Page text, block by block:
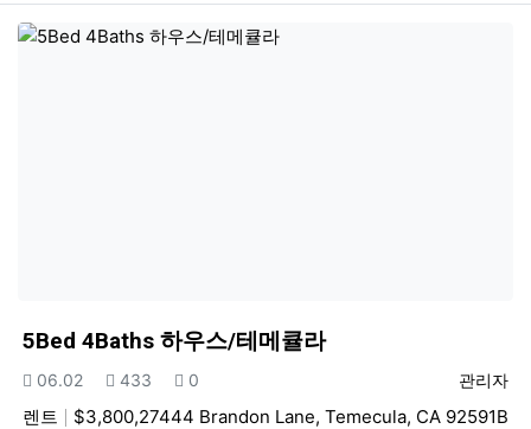
5Bed 4Baths 하우스/테메큘라
등록자
관리자
등록일
06.02 조회
433 추천
0
렌트
$3,800,27444 Brandon Lane, Temecula, CA 92591B